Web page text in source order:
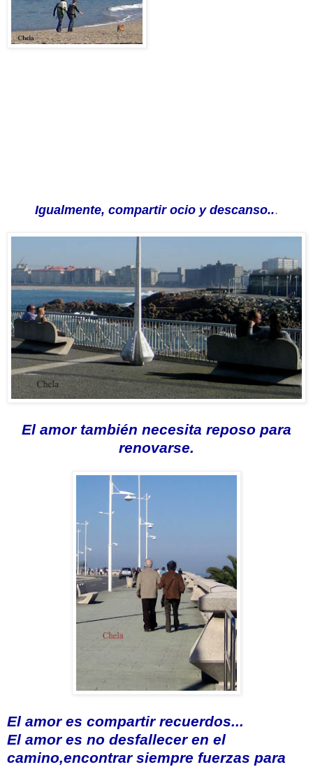
Igualmente, compartir ocio y descanso...
El amor también necesita reposo para
renovarse.
El amor es compartir recuerdos...
El amor es no desfallecer en el
camino,encontrar siempre fuerzas para